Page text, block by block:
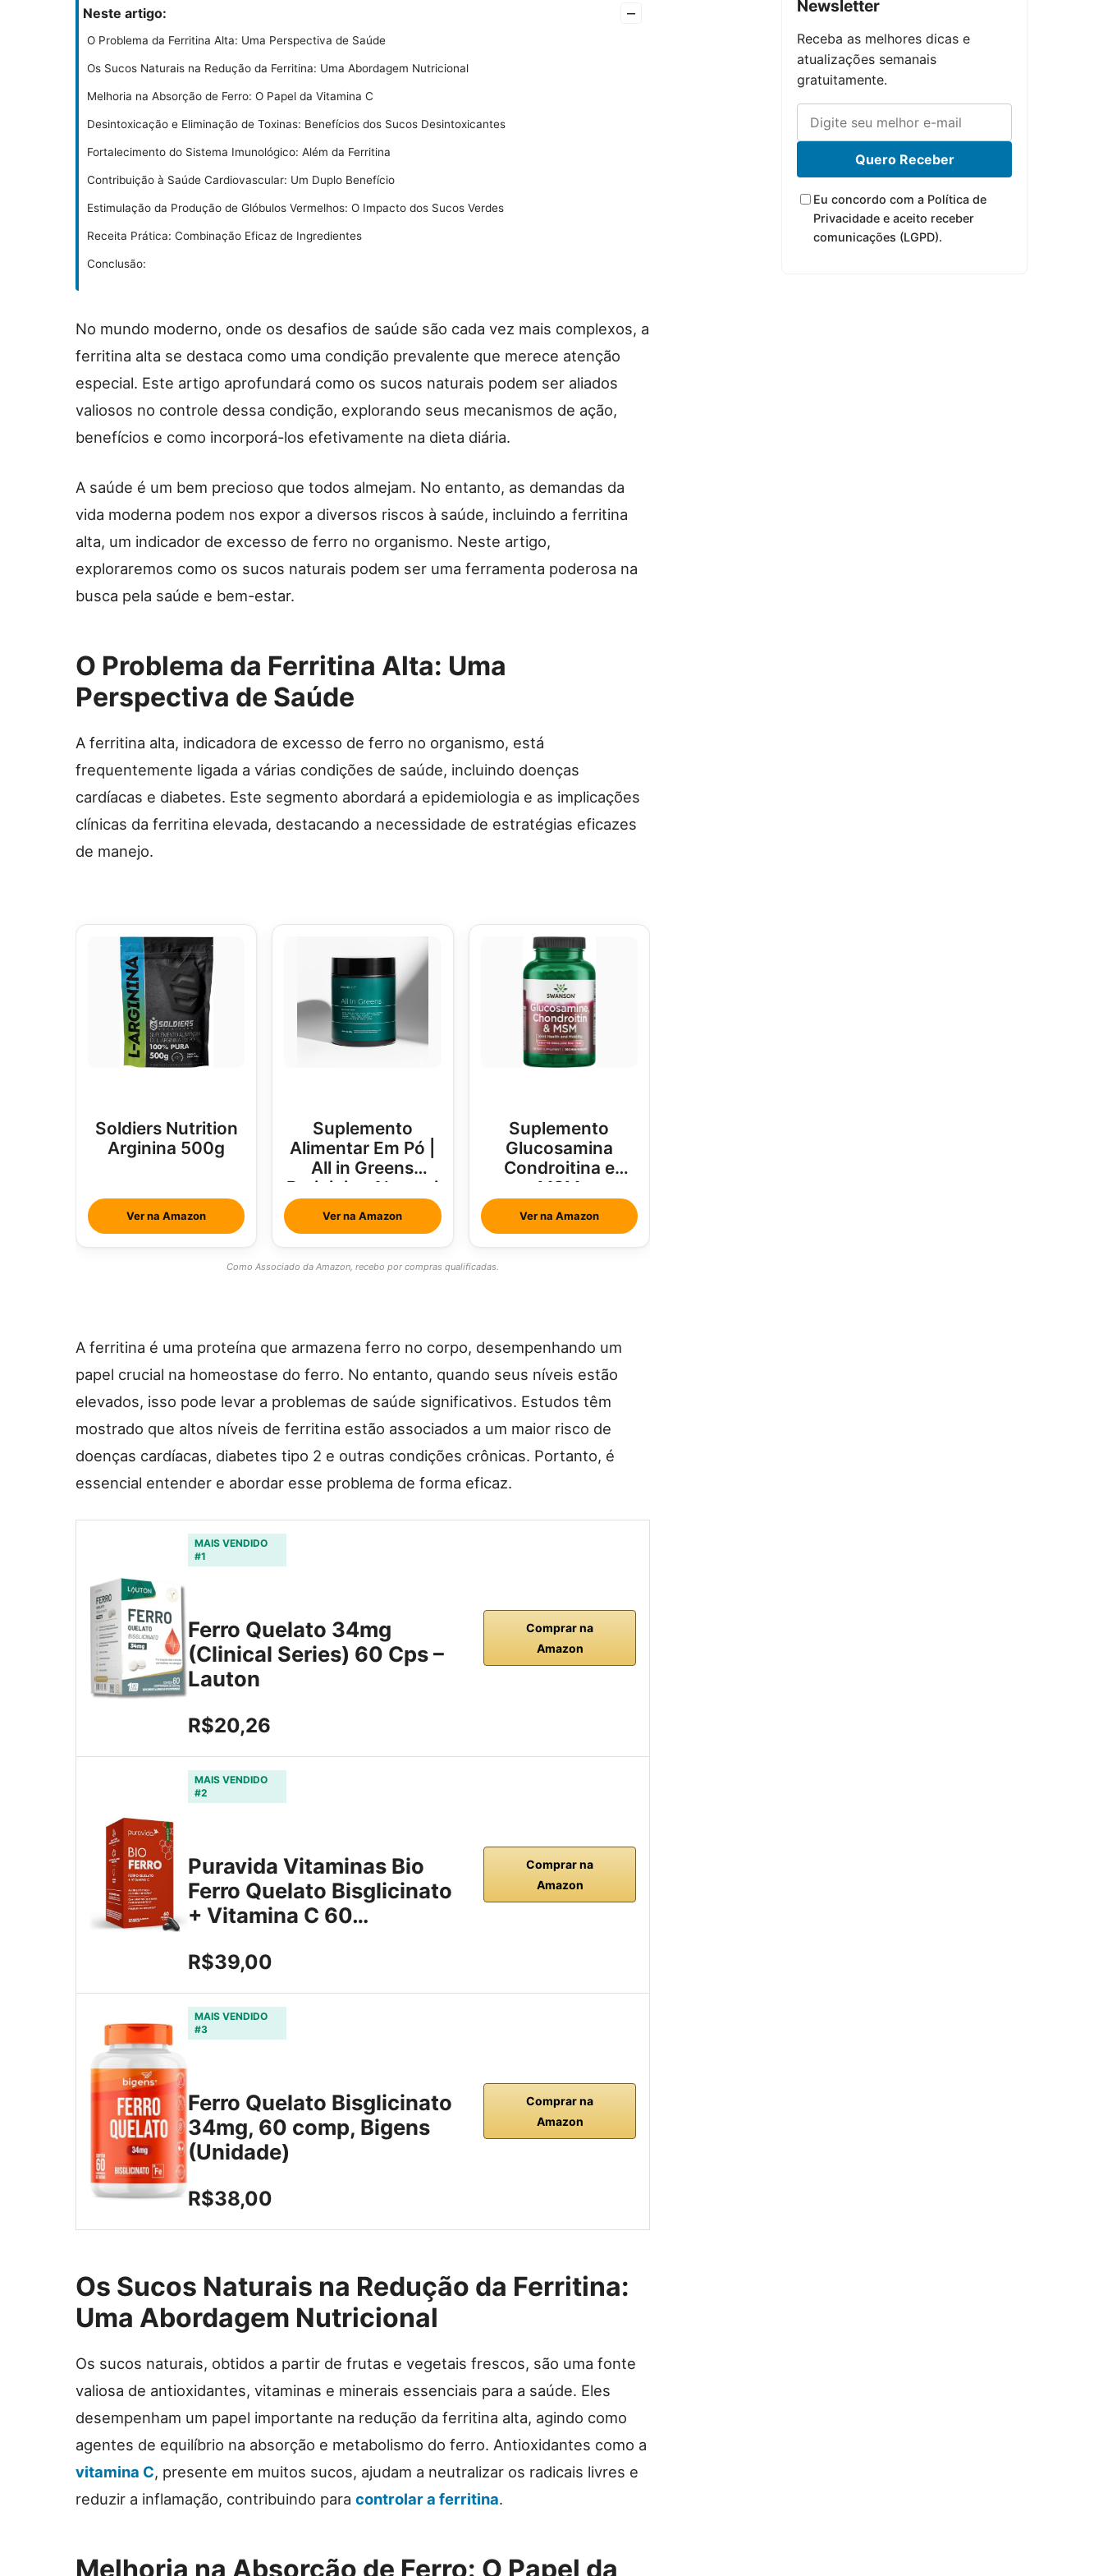
Neste artigo: –
O Problema da Ferritina Alta: Uma Perspectiva de Saúde
Os Sucos Naturais na Redução da Ferritina: Uma Abordagem Nutricional
Melhoria na Absorção de Ferro: O Papel da Vitamina C
Desintoxicação e Eliminação de Toxinas: Benefícios dos Sucos Desintoxicantes
Fortalecimento do Sistema Imunológico: Além da Ferritina
Contribuição à Saúde Cardiovascular: Um Duplo Benefício
Estimulação da Produção de Glóbulos Vermelhos: O Impacto dos Sucos Verdes
Receita Prática: Combinação Eficaz de Ingredientes
Conclusão:
No mundo moderno, onde os desafios de saúde são cada vez mais complexos, a
ferritina alta se destaca como uma condição prevalente que merece atenção
especial. Este artigo aprofundará como os sucos naturais podem ser aliados
valiosos no controle dessa condição, explorando seus mecanismos de ação,
benefícios e como incorporá-los efetivamente na dieta diária.
A saúde é um bem precioso que todos almejam. No entanto, as demandas da
vida moderna podem nos expor a diversos riscos à saúde, incluindo a ferritina
alta, um indicador de excesso de ferro no organismo. Neste artigo,
exploraremos como os sucos naturais podem ser uma ferramenta poderosa na
busca pela saúde e bem-estar.
O Problema da Ferritina Alta: Uma
Perspectiva de Saúde
A ferritina alta, indicadora de excesso de ferro no organismo, está
frequentemente ligada a várias condições de saúde, incluindo doenças
cardíacas e diabetes. Este segmento abordará a epidemiologia e as implicações
clínicas da ferritina elevada, destacando a necessidade de estratégias eficazes
de manejo.
Soldiers Nutrition
Arginina 500g
Ver na Amazon
Suplemento
Alimentar Em Pó |
All in Greens
Brainjuice Abacaxi
Com Hortelã
Ver na Amazon
Suplemento
Glucosamina
Condroitina e
MSM
Ver na Amazon
Como Associado da Amazon, recebo por compras qualificadas.
A ferritina é uma proteína que armazena ferro no corpo, desempenhando um
papel crucial na homeostase do ferro. No entanto, quando seus níveis estão
elevados, isso pode levar a problemas de saúde significativos. Estudos têm
mostrado que altos níveis de ferritina estão associados a um maior risco de
doenças cardíacas, diabetes tipo 2 e outras condições crônicas. Portanto, é
essencial entender e abordar esse problema de forma eficaz.
MAIS VENDIDO
#1
Ferro Quelato 34mg
(Clinical Series) 60 Cps –
Lauton
R$20,26
Comprar na
Amazon
MAIS VENDIDO
#2
Puravida Vitaminas Bio
Ferro Quelato Bisglicinato
+ Vitamina C 60…
R$39,00
Comprar na
Amazon
MAIS VENDIDO
#3
Ferro Quelato Bisglicinato
34mg, 60 comp, Bigens
(Unidade)
R$38,00
Comprar na
Amazon
Os Sucos Naturais na Redução da Ferritina:
Uma Abordagem Nutricional
Os sucos naturais, obtidos a partir de frutas e vegetais frescos, são uma fonte
valiosa de antioxidantes, vitaminas e minerais essenciais para a saúde. Eles
desempenham um papel importante na redução da ferritina alta, agindo como
agentes de equilíbrio na absorção e metabolismo do ferro. Antioxidantes como a
vitamina C, presente em muitos sucos, ajudam a neutralizar os radicais livres e
reduzir a inflamação, contribuindo para controlar a ferritina.
Melhoria na Absorção de Ferro: O Papel da
Newsletter
Receba as melhores dicas e
atualizações semanais
gratuitamente.
Quero Receber
Eu concordo com a Política de
Privacidade e aceito receber
comunicações (LGPD).